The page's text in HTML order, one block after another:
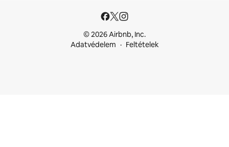
© 2026 Airbnb, Inc.
Adatvédelem
Feltételek